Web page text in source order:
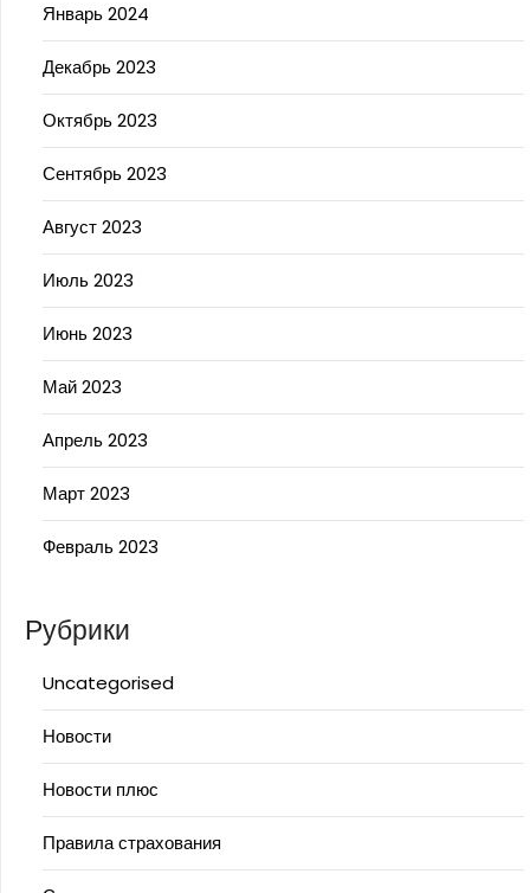
Январь 2024
Декабрь 2023
Октябрь 2023
Сентябрь 2023
Август 2023
Июль 2023
Июнь 2023
Май 2023
Апрель 2023
Март 2023
Февраль 2023
Рубрики
Uncategorised
Новости
Новости плюс
Правила страхования